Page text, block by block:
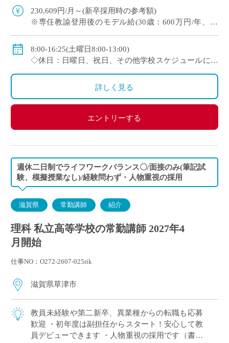
し) ・1クラス30名の少人数授業 […]
230,609円/月～(新卒採用時の参考額)
※専任教諭登用後のモデル給(30歳：600万円/年、35
◇賞与：有(7.0ヶ月分＋α ※過去実績)
◇手当：各種有
◇保険：私学共済、雇用保険、労災保険
8:00-16:25(土曜日8:00-13:00)
◇休日：日曜日、祝日、その他学校スケジュールによ
詳しく見る
エントリーする
週休二日制でライフワークバランス〇/面接のみ(筆記試
験、模擬授業なし)/経験問わず・人物重視の採用
滋賀県 常勤講師 紹介
理科 私立高等学校の常勤講師 2027年4
月開始
仕事NO：O272-2607-025rik
滋賀県草津市
教員未経験や第二新卒、異業種からの転職も応募
歓迎 ・初年度は副担任からスタート！安心して教
員デビューできます ・人物重視の採用です（書類